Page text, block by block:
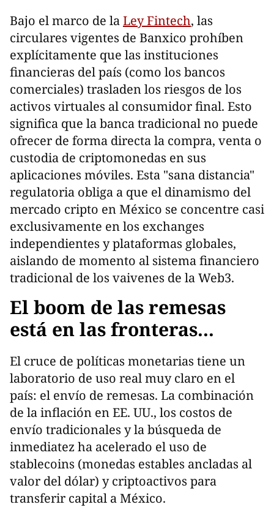
Bajo el marco de laLey Fintech, las
circulares vigentes de Banxico prohíben
explícitamente que las instituciones
financieras del país (como los bancos
comerciales) trasladen los riesgos de los
activos virtuales al consumidor final. Esto
significa que la banca tradicional no puede
ofrecer de forma directa la compra, venta o
custodia de criptomonedas en sus
aplicaciones móviles. Esta "sana distancia"
regulatoria obliga a que el dinamismo del
mercado cripto en México se concentre casi
exclusivamente en los exchanges
independientes y plataformas globales,
aislando de momento al sistema financiero
tradicional de los vaivenes de la Web3.
El boom de las remesas
está en las fronteras...
El cruce de políticas monetarias tiene un
laboratorio de uso real muy claro en el
país: el envío de remesas. La combinación
de la inflación en EE. UU., los costos de
envío tradicionales y la búsqueda de
inmediatez ha acelerado el uso de
stablecoins (monedas estables ancladas al
valor del dólar) y criptoactivos para
transferir capital a México.